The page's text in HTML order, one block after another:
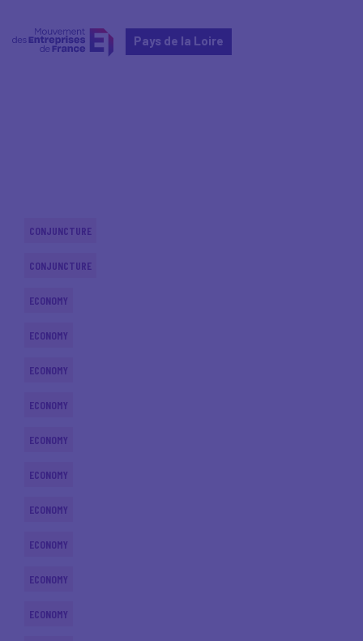
Pays de la Loire
CONJUNCTURE
CONJUNCTURE
ECONOMY
ECONOMY
ECONOMY
ECONOMY
ECONOMY
ECONOMY
ECONOMY
ECONOMY
ECONOMY
ECONOMY